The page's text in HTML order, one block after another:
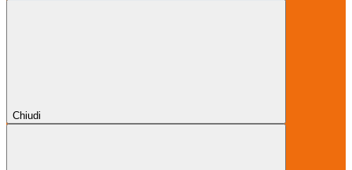
Chiudi